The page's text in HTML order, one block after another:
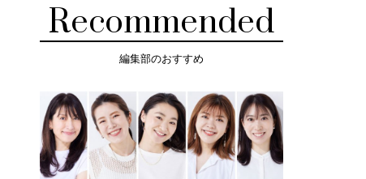
Recommended
編集部のおすすめ